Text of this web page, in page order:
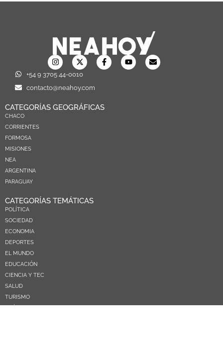
+54 9 3705 44-0010
contacto@neahoy.com
CATEGORÍAS GEOGRÁFICAS
CHACO
CORRIENTES
FORMOSA
MISIONES
NEA
ARGENTINA
PARAGUAY
CATEGORÍAS TEMÁTICAS
POLÍTICA
SOCIEDAD
ECONOMIA
DEPORTES
EL MUNDO
EDUCACIÓN
CIENCIA Y TEC
SALUD
TURISMO